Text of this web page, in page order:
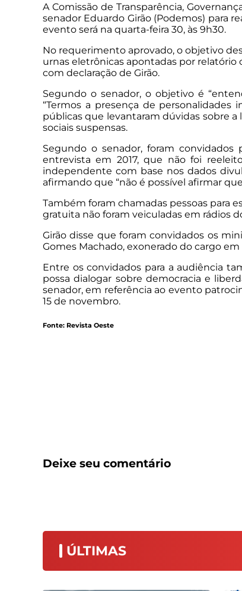
A Comissão de Transparência,
senador Eduardo Girão (Podemos) para
evento será na quarta-feira 30, às 9h30.
No requerimento aprovado, o objetivo
urnas eletrônicas apontadas por
com declaração de Girão.
Segundo o senador, o objetivo é
“Termos a presença de
públicas que levantaram dúvidas sobre a
sociais suspensas.
Segundo o senador, foram
entrevista em 2017, que não foi
independente com base nos dados
afirmando que “não é possível afirmar
Também foram chamadas pessoas para
gratuita não foram veiculadas em rádios
Girão disse que foram convidados os
Gomes Machado, exonerado do cargo
Entre os convidados para a audiência
possa dialogar sobre democracia e
senador, em referência ao evento
15 de novembro.
Fonte: Revista Oeste
Deixe seu comentário
ÚLTIMAS